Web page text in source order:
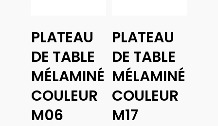
Des
Options
PLATEAU
DE TABLE
MÉLAMINÉ
COULEUR
M06
Des
Options
PLATEAU
DE TABLE
MÉLAMINÉ
COULEUR
M17